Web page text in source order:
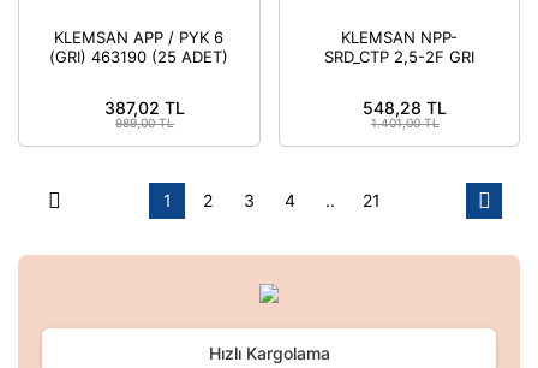
KLEMSAN APP / PYK 6
(GRI) 463190 (25 ADET)
387,02 TL
989,00 TL
KLEMSAN NPP-
SRD_CTP 2,5-2F GRI
548,28 TL
1.401,00 TL
1 2 3 4 .. 21
Hızlı Kargolama